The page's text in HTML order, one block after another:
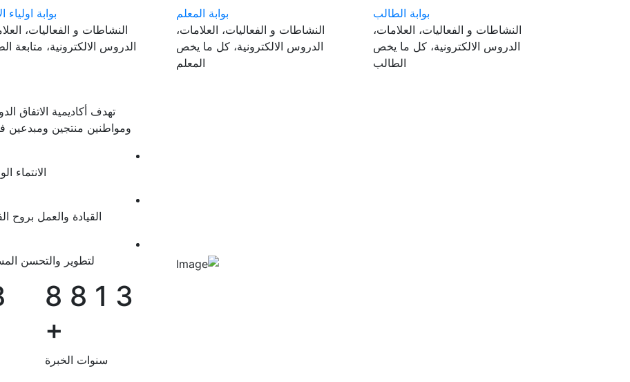
بوابة الطالب
النشاطات و الفعاليات، العلامات،
الدروس الالكترونية، كل ما يخص
الطالب
بوابة المعلم
النشاطات و الفعاليات، العلامات،
الدروس الالكترونية، كل ما يخص
المعلم
بوابة اولياء
النشاطات و الفعاليات،
الدروس الالكترونية، متابعة
تهدف أكاديمية الاتفاق
ومواطنين منتجين ومبدعين
الانتماء
القيادة والعمل بروح
لتطوير والتحسن
3
1
8
8
+
سنوات الخبرة